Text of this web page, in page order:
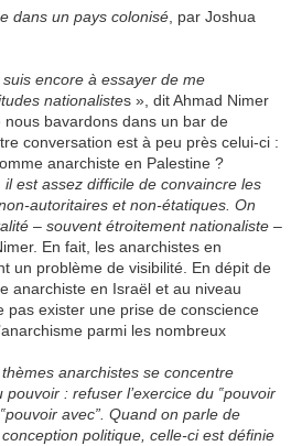
dans un pays colonisé , par Joshua
encore à essayer de me
nationalistes », dit Ahmad Nimer
bavardons dans un bar de
conversation est à peu près celui-ci :
anarchiste en Palestine ?
est assez difficile de convaincre les
autoritaires et non-étatiques. On
– souvent étroitement nationaliste –
En fait, les anarchistes en
un problème de visibilité. En dépit de
anarchiste en Israël et au niveau
pas exister une prise de conscience
parmi les nombreux
anarchistes se concentre
: refuser l’exercice du ‟pouvoir
avec”. Quand on parle de
politique, celle-ci est définie